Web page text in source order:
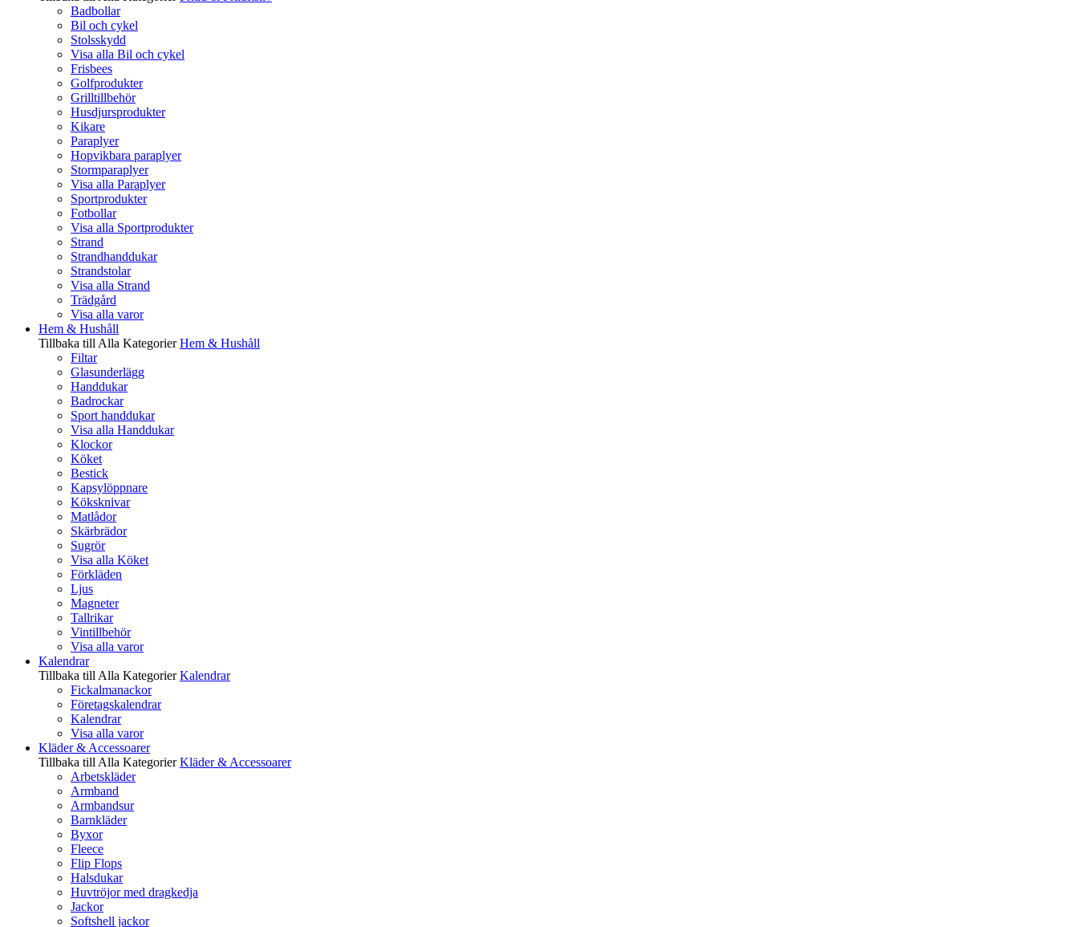
Badbollar
Bil och cykel
Stolsskydd
Visa alla Bil och cykel
Frisbees
Golfprodukter
Grilltillbehör
Husdjursprodukter
Kikare
Paraplyer
Hopvikbara paraplyer
Stormparaplyer
Visa alla Paraplyer
Sportprodukter
Fotbollar
Visa alla Sportprodukter
Strand
Strandhanddukar
Strandstolar
Visa alla Strand
Trädgård
Visa alla varor
Hem & Hushåll
Tillbaka till Alla Kategorier Hem & Hushåll
Filtar
Glasunderlägg
Handdukar
Badrockar
Sport handdukar
Visa alla Handdukar
Klockor
Köket
Bestick
Kapsylöppnare
Köksknivar
Matlådor
Skärbrädor
Sugrör
Visa alla Köket
Förkläden
Ljus
Magneter
Tallrikar
Vintillbehör
Visa alla varor
Kalendrar
Tillbaka till Alla Kategorier Kalendrar
Fickalmanackor
Företagskalendrar
Kalendrar
Visa alla varor
Kläder & Accessoarer
Tillbaka till Alla Kategorier Kläder & Accessoarer
Arbetskläder
Armband
Armbandsur
Barnkläder
Byxor
Fleece
Flip Flops
Halsdukar
Huvtröjor med dragkedja
Jackor
Softshell jackor